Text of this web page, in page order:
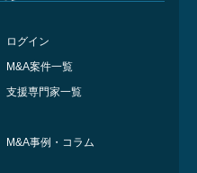
ログイン
M&A案件一覧
支援専門家一覧
M&A事例・コラム